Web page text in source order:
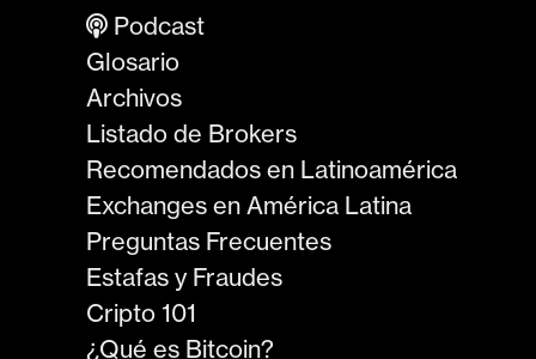
Podcast
Glosario
Archivos
Listado de Brokers
Recomendados en Latinoamérica
Exchanges en América Latina
Preguntas Frecuentes
Estafas y Fraudes
Cripto 101
¿Qué es Bitcoin?